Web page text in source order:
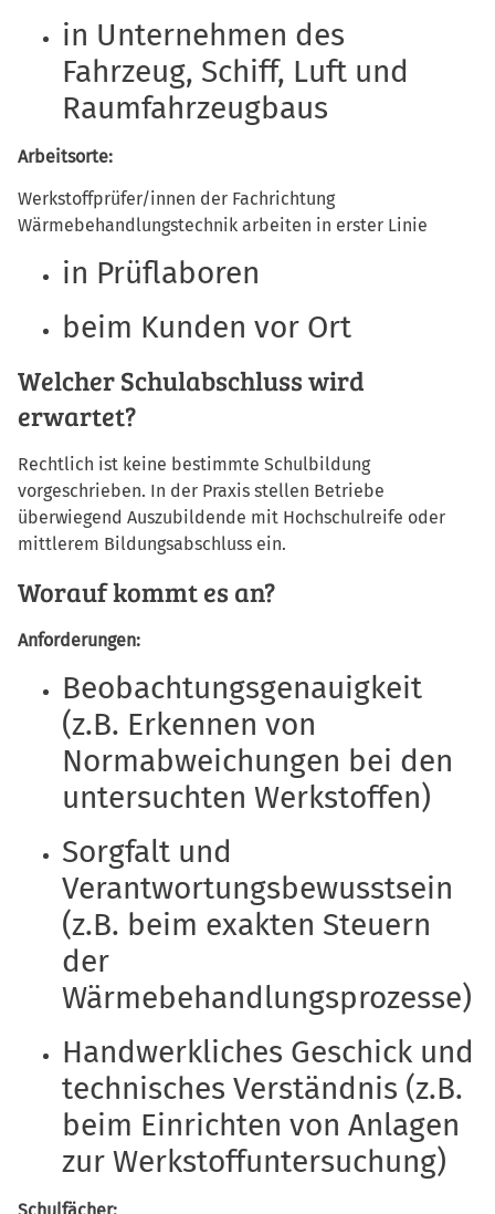
in Unternehmen des
Fahrzeug, Schiff, Luft und
Raumfahrzeugbaus
Arbeitsorte:
Werkstoffprüfer/innen der Fachrichtung
Wärmebehandlungstechnik arbeiten in erster Linie
in Prüflaboren
beim Kunden vor Ort
Welcher Schulabschluss wird
erwartet?
Rechtlich ist keine bestimmte Schulbildung
vorgeschrieben. In der Praxis stellen Betriebe
überwiegend Auszubildende mit Hochschulreife oder
mittlerem Bildungsabschluss ein.
Worauf kommt es an?
Anforderungen:
Beobachtungsgenauigkeit
(z.B. Erkennen von
Normabweichungen bei den
untersuchten Werkstoffen)
Sorgfalt und
Verantwortungsbewusstsein
(z.B. beim exakten Steuern
der
Wärmebehandlungsprozesse)
Handwerkliches Geschick und
technisches Verständnis (z.B.
beim Einrichten von Anlagen
zur Werkstoffuntersuchung)